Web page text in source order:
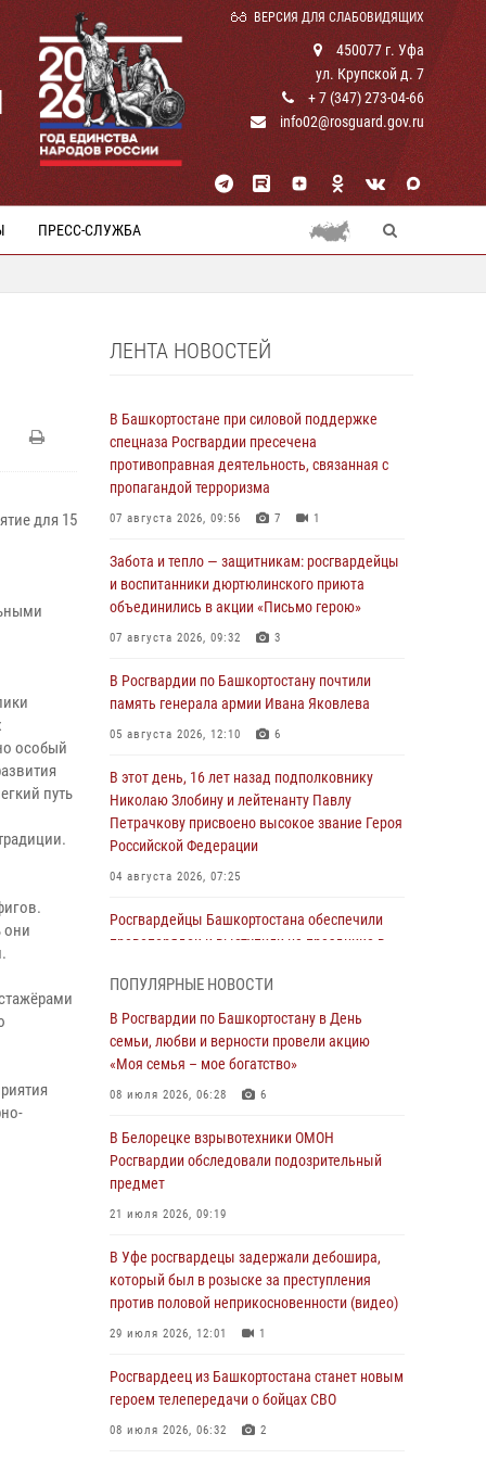
ВЕРСИЯ ДЛЯ СЛАБОВИДЯЩИХ
450077 г. Уфа
ул. Крупской д. 7
+ 7 (347) 273-04-66
info02@rosguard.gov.ru
ПРЕСС-СЛУЖБА
для 15
особый
путь
они
ЛЕНТА НОВОСТЕЙ
В Башкортостане при силовой поддержке
спецназа Росгвардии пресечена
противоправная деятельность, связанная с
пропагандой терроризма
07 августа 2026, 09:56 7 1
Забота и тепло — защитникам: росгвардейцы
и воспитанники дюртюлинского приюта
объединились в акции «Письмо герою»
07 августа 2026, 09:32 3
В Росгвардии по Башкортостану почтили
память генерала армии Ивана Яковлева
05 августа 2026, 12:10 6
В этот день, 16 лет назад подполковнику
Николаю Злобину и лейтенанту Павлу
Петрачкову присвоено высокое звание Героя
Российской Федерации
04 августа 2026, 07:25
Росгвардейцы Башкортостана обеспечили
правопорядок и выступили на празднике в
За героями - будущее: В Башкортостане
стартовала акция Росгвардии "Письмо
В Башкирии росгвардейцы провели
волейбольный турнир на открытом воздухе
03 августа 2026, 04:29
В Уфе росгвардейцы по горячим следам
задержали подозреваемого в открытом
хищении из аптеки (видео)
03 августа 2026, 04:15
Начальник отделения учёта и
комплектования Росгвардии Башкортостана
ответил на вопросы граждан
ПОПУЛЯРНЫЕ НОВОСТИ
В Росгвардии по Башкортостану в День
семьи, любви и верности провели акцию
«Моя семья – мое богатство»
08 июля 2026, 06:28 6
В Белорецке взрывотехники ОМОН
Росгвардии обследовали подозрительный
предмет
21 июля 2026, 09:19
В Уфе росгвардецы задержали дебошира,
который был в розыске за преступления
против половой неприкосновенности (видео)
29 июля 2026, 12:01 1
Росгвардеец из Башкортостана станет новым
героем телепередачи о бойцах СВО
08 июля 2026, 06:32 2